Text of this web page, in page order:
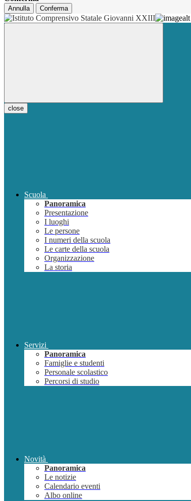
Annulla Conferma
close
Scuola
Panoramica
Presentazione
I luoghi
Le persone
I numeri della scuola
Le carte della scuola
Organizzazione
La storia
Servizi
Panoramica
Famiglie e studenti
Personale scolastico
Percorsi di studio
Novità
Panoramica
Le notizie
Calendario eventi
Albo online